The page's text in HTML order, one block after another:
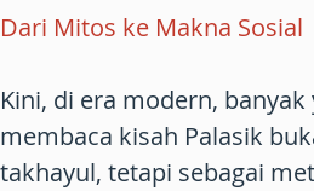
Dari Mitos ke Makna Sosial
Kini, di era modern,
membaca kisah Palasik
takhayul, tetapi sebagai